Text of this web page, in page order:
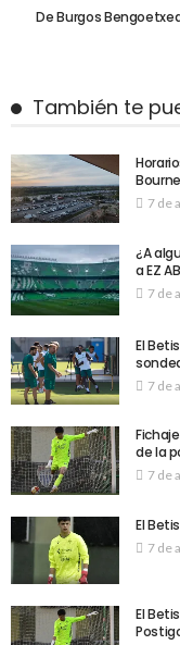
De Burgos
También te
7 de
¿A
a EZ
7 de
El
7 de
de la
7 de
El
7 de
El